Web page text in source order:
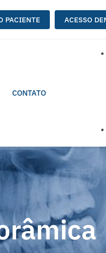
PACIENTE ACESSO
CONTATO